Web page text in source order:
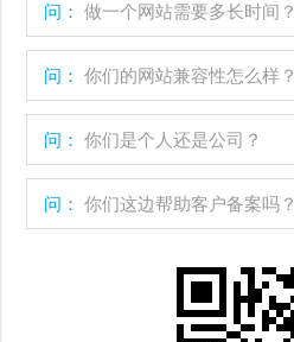
问： 做一个网站需要多长时间？
问： 你们的网站兼容性怎么样？
问： 你们是个人还是公司？
问： 你们这边帮助客户备案吗？